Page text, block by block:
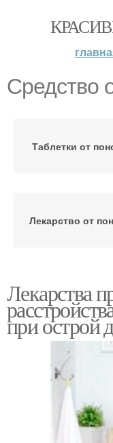
Средство
Таблетки от
Лекарство от
Лекарства
при острой